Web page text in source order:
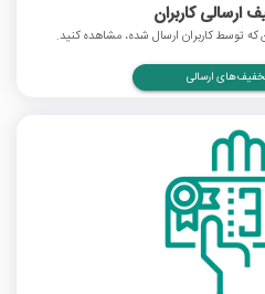
ارسالی کاربران
توسط کاربران ارسال شده، مشاهده کنید.
ارسالی